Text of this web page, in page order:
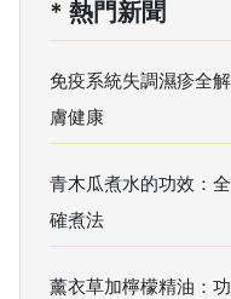
* 熱門新聞
免疫系統失調濕疹全
膚健康
青木瓜煮水的功效：
確煮法
薰衣草加檸檬精油：